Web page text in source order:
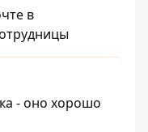
в
- оно хорошо